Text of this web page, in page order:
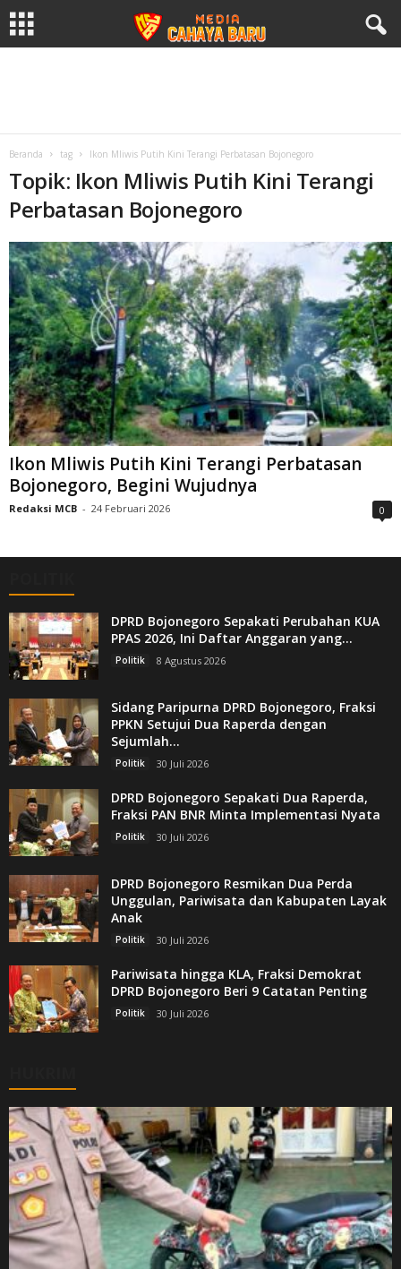
Beranda tag Ikon Mliwis Putih Kini Terangi Perbatasan Bojonegoro
Topik: Ikon Mliwis Putih Kini Terangi
Perbatasan Bojonegoro
Ikon Mliwis Putih Kini Terangi Perbatasan
Bojonegoro, Begini Wujudnya
Redaksi MCB - 24 Februari 2026 0
DPRD Bojonegoro Sepakati Perubahan KUA
PPAS 2026, Ini Daftar Anggaran yang...
Politik 8 Agustus 2026
Sidang Paripurna DPRD Bojonegoro, Fraksi
PPKN Setujui Dua Raperda dengan
Sejumlah...
Politik 30 Juli 2026
DPRD Bojonegoro Sepakati Dua Raperda,
Fraksi PAN BNR Minta Implementasi Nyata
Politik 30 Juli 2026
DPRD Bojonegoro Resmikan Dua Perda
Unggulan, Pariwisata dan Kabupaten Layak
Anak
Politik 30 Juli 2026
Pariwisata hingga KLA, Fraksi Demokrat
DPRD Bojonegoro Beri 9 Catatan Penting
Politik 30 Juli 2026